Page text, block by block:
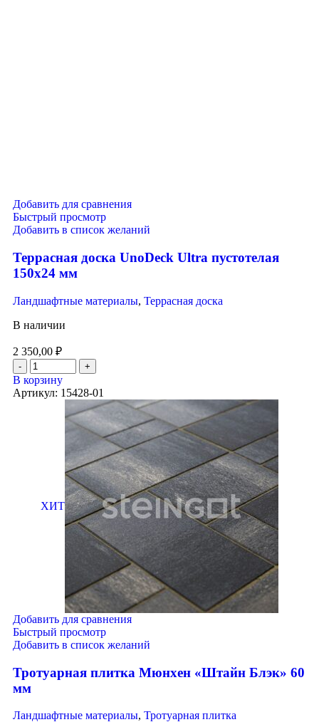
Добавить для сравнения
Быстрый просмотр
Добавить в список желаний
Террасная доска UnoDeck Ultra пустотелая
150х24 мм
Ландшафтные материалы, Террасная доска
В наличии
2 350,00 ₽
В корзину
Артикул: 15428-01
ХИТ
Добавить для сравнения
Быстрый просмотр
Добавить в список желаний
Тротуарная плитка Мюнхен «Штайн Блэк» 60
мм
Ландшафтные материалы, Тротуарная плитка